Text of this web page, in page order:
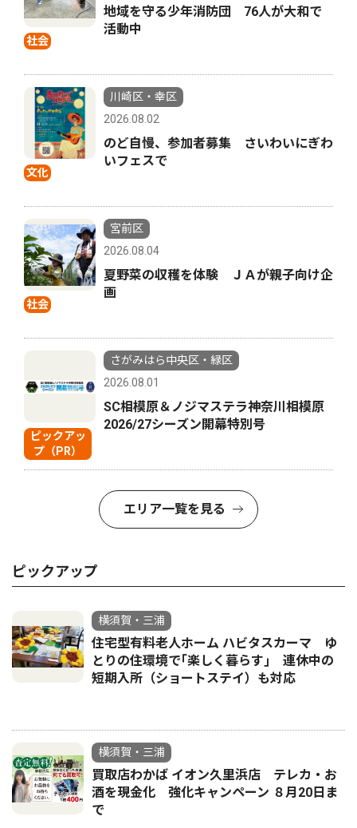
社会
地域を守る少年消防団 76人が大和で
活動中
文化
川崎区・幸区
2026.08.02
のど自慢、参加者募集 さいわいにぎわ
いフェスで
社会
宮前区
2026.08.04
夏野菜の収穫を体験 ＪＡが親子向け企
画
ピックアッ
プ（PR）
さがみはら中央区・緑区
2026.08.01
SC相模原＆ノジマステラ神奈川相模原
2026/27シーズン開幕特別号
エリア一覧を見る
ピックアップ
横須賀・三浦
住宅型有料老人ホーム ハビタスカーマ ゆ
とりの住環境で｢楽しく暮らす｣ 連休中の
短期入所（ショートステイ）も対応
横須賀・三浦
買取店わかば イオン久里浜店 テレカ・お
酒を現金化 強化キャンペーン ８月20日ま
で